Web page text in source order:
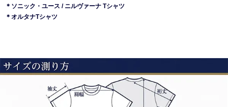
＊ソニック・ユース / ニルヴァーナ Tシャツ
＊オルタナTシャツ